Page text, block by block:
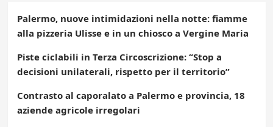
Palermo, nuove intimidazioni nella notte: fiamme
alla pizzeria Ulisse e in un chiosco a Vergine Maria
Piste ciclabili in Terza Circoscrizione: “Stop a
decisioni unilaterali, rispetto per il territorio”
Contrasto al caporalato a Palermo e provincia, 18
aziende agricole irregolari